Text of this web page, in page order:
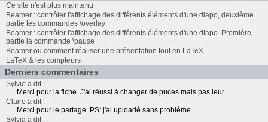
Ce site n'est plus maintenu
Beamer : contrôler l'affichage des différents éléments d'une diapo, deuxième
partie les commandes \overlay
Beamer : contrôler l'affichage des différents éléments d'une diapo. Première
partie la commande \pause
Beamer ou comment réaliser une présentation tout en LaTeX.
LaTeX & les compteurs
Derniers commentaires
Sylvie a dit :
Merci pour la fiche. J'ai réussi à changer de puces mais pas leur...
Claire a dit :
Merci pour le partage. PS: j'ai uploadé sans problème.
Sylvia a dit :